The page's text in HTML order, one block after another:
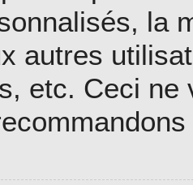
la
autres
etc. Ceci